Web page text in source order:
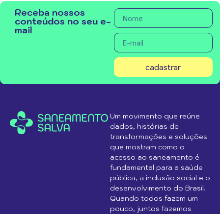
Receba nossos
conteúdos no seu e-
mail
cadastrar
Um movimento que reúne
dados, histórias de
transformações e soluções
que mostram como o
acesso ao saneamento é
fundamental para a saúde
pública, a inclusão social e o
desenvolvimento do Brasil.
Quando todos fazem um
pouco, juntos fazemos